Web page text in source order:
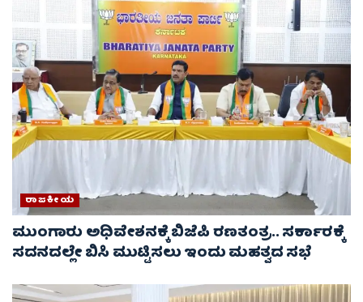
ರಾಜಕೀಯ
ಮುಂಗಾರು ಅಧಿವೇಶನಕ್ಕೆ ಬಿಜೆಪಿ ರಣತಂತ್ರ.. ಸರ್ಕಾರಕ್ಕೆ
ಸದನದಲ್ಲೇ ಬಿಸಿ ಮುಟ್ಟಿಸಲು ಇಂದು ಮಹತ್ವದ ಸಭೆ